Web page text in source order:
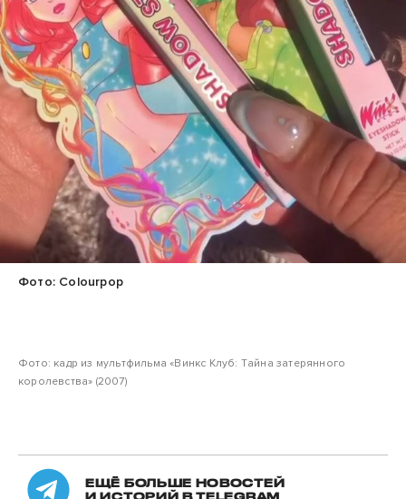
Фото: Colourpop
Фото: кадр из мультфильма «Винкс Клуб: Тайна затерянного
королевства» (2007)
ЕЩЁ БОЛЬШЕ НОВОСТЕЙ
И ИСТОРИЙ В TELEGRAM